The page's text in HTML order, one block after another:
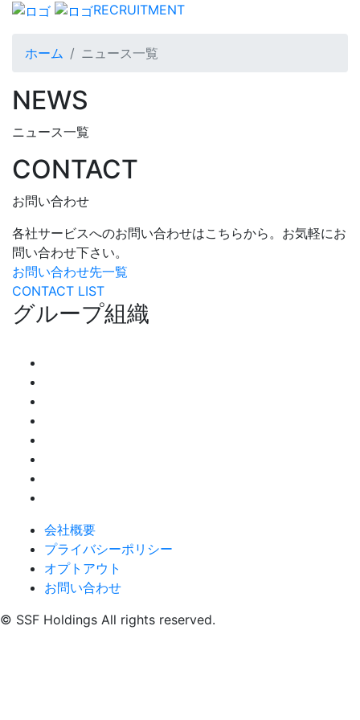
RECRUITMENT
ホーム ニュース一覧
NEWS
ニュース一覧
CONTACT
お問い合わせ
各社サービスへのお問い合わせはこちらから。お気軽にお
問い合わせ下さい。
お問い合わせ先一覧
CONTACT LIST
グループ組織
会社概要
プライバシーポリシー
オプトアウト
お問い合わせ
© SSF Holdings All rights reserved.